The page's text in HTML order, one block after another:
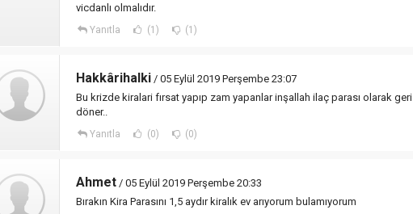
vicdanlı olmalıdır.
Yanıtla (1) (1)
Hakkârihalki / 05 Eylül 2019 Perşembe 23:07
Bu krizde kiralari fırsat yapıp zam yapanlar inşallah ilaç parası olarak geri
döner..
Yanıtla (0) (0)
Ahmet / 05 Eylül 2019 Perşembe 20:33
Bırakın Kira Parasını 1,5 aydır kiralık ev arıyorum bulamıyorum